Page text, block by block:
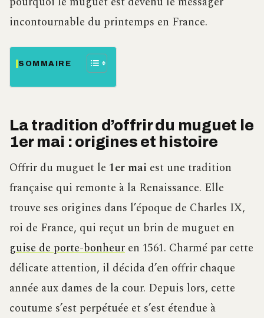
incontournable du printemps en France.
SOMMAIRE
La tradition d’offrir du muguet le
1er mai : origines et histoire
Offrir du muguet le 1er mai est une tradition
française qui remonte à la Renaissance. Elle
trouve ses origines dans l’époque de Charles IX,
roi de France, qui reçut un brin de muguet en
guise de porte-bonheur en 1561. Charmé par cette
délicate attention, il décida d’en offrir chaque
année aux dames de la cour. Depuis lors, cette
coutume s’est perpétuée et s’est étendue à